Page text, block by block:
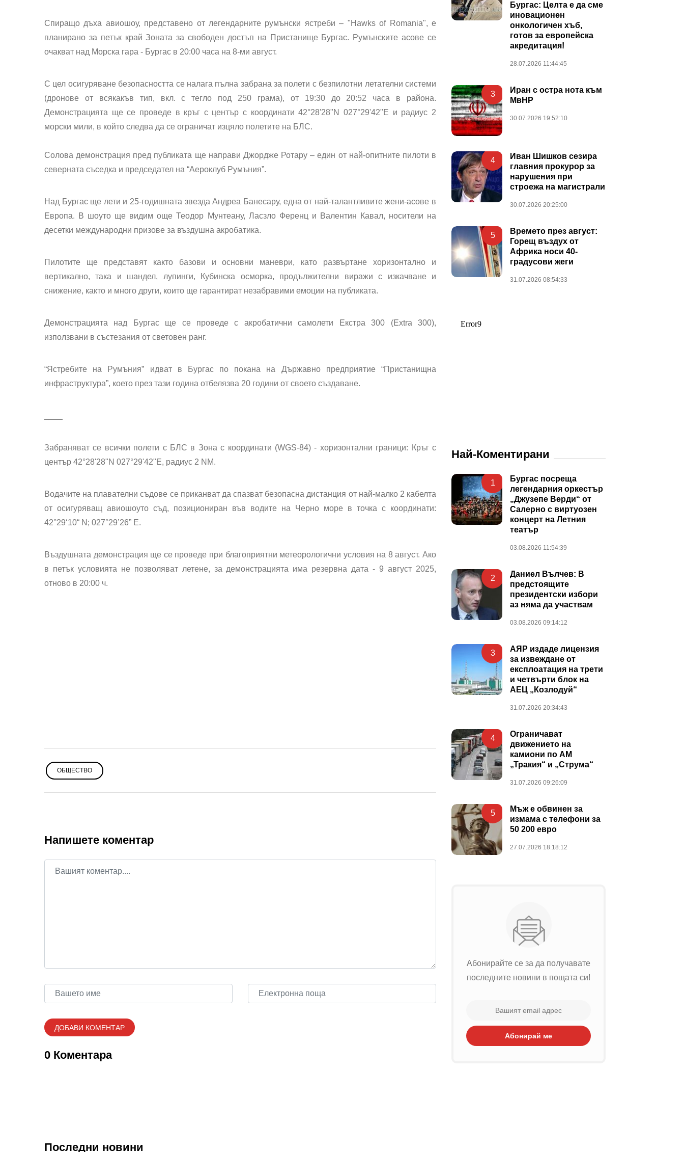
Спиращо дъха авиошоу, представено от легендарните румънски ястреби – "Hawks of Romania", е
планирано за петък край Зоната за свободен достъп на Пристанище Бургас. Румънските асове се
очакват над Морска гара - Бургас в 20:00 часа на 8-ми август.
С цел осигуряване безопасността се налага пълна забрана за полети с безпилотни летателни системи
(дронове от всякакъв тип, вкл. с тегло под 250 грама), от 19:30 до 20:52 часа в района.
Демонстрацията ще се проведе в кръг с център с координати 42°28'28"N 027°29'42"E и радиус 2
морски мили, в който следва да се ограничат изцяло полетите на БЛС.
Солова демонстрация пред публиката ще направи Джордже Ротару – един от най-опитните пилоти в
северната съседка и председател на “Аероклуб Румъния”.
Над Бургас ще лети и 25-годишната звезда Андреа Банесару, една от най-талантливите жени-асове в
Европа. В шоуто ще видим още Теодор Мунтеану, Ласзло Ференц и Валентин Кавал, носители на
десетки международни призове за въздушна акробатика.
Пилотите ще представят както базови и основни маневри, като развъртане хоризонтално и
вертикално, така и шандел, лупинги, Кубинска осморка, продължителни виражи с изкачване и
снижение, както и много други, които ще гарантират незабравими емоции на публиката.
Демонстрацията над Бургас ще се проведе с акробатични самолети Екстра 300 (Extra 300),
използвани в състезания от световен ранг.
“Ястребите на Румъния” идват в Бургас по покана на Държавно предприятие “Пристанищна
инфраструктура”, което през тази година отбелязва 20 години от своето създаване.
Забраняват се всички полети с БЛС в Зона с координати (WGS-84) - хоризонтални граници: Кръг с
център 42°28'28"N 027°29'42"E, радиус 2 NM.
Водачите на плавателни съдове се приканват да спазват безопасна дистанция от най-малко 2 кабелта
от осигуряващ авиошоуто съд, позициониран във водите на Черно море в точка с координати:
42°29‘10“ N; 027°29’26” E.
Въздушната демонстрация ще се проведе при благоприятни метеорологични условия на 8 август. Ако
в петък условията не позволяват летене, за демонстрацията има резервна дата - 9 август 2025,
отново в 20:00 ч.
ОБЩЕСТВО
Напишете коментар
0 Коментара
Последни новини
Бургас: Целта е да сме
иновационен
онкологичен хъб,
готов за европейска
акредитация!
28.07.2026 11:44:45
3
Иран с остра нота към
МвНР
30.07.2026 19:52:10
4
Иван Шишков сезира
главния прокурор за
нарушения при
строежа на магистрали
30.07.2026 20:25:00
5
Времето през август:
Горещ въздух от
Африка носи 40-
градусови жеги
31.07.2026 08:54:33
Най-Коментирани
1
Бургас посреща
легендарния оркестър
„Джузепе Верди“ от
Салерно с виртуозен
концерт на Летния
театър
03.08.2026 11:54:39
2
Даниел Вълчев: В
предстоящите
президентски избори
аз няма да участвам
03.08.2026 09:14:12
3
АЯР издаде лицензия
за извеждане от
експлоатация на трети
и четвърти блок на
АЕЦ „Козлодуй“
31.07.2026 20:34:43
4
Ограничават
движението на
камиони по АМ
„Тракия“ и „Струма“
31.07.2026 09:26:09
5
Мъж е обвинен за
измама с телефони за
50 200 евро
27.07.2026 18:18:12
Абонирайте се за да получавате
последните новини в пощата си!
Абонирай ме